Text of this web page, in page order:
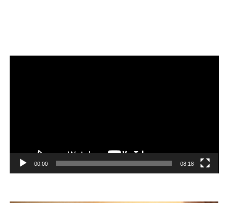
Reproductor
00:00 08:18